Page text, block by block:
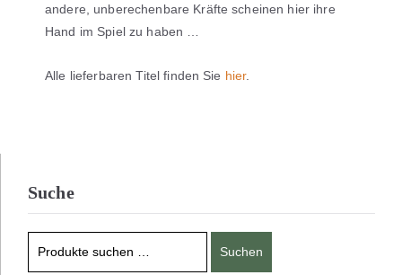
andere, unberechenbare Kräfte scheinen hier ihre
Hand im Spiel zu haben …
Alle lieferbaren Titel finden Sie hier.
Suche
Suchen